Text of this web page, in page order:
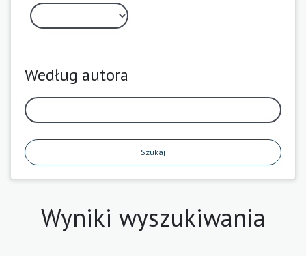
Według autora
Szukaj
Wyniki wyszukiwania